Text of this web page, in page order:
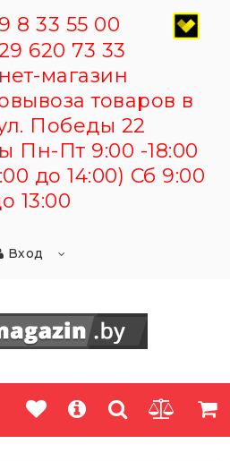
8 33 55 00
620 73 33
магазин
товаров в
Победы 22
Пн-Пт 9:00 -18:00
до 14:00) Сб 9:00
13:00
Вход